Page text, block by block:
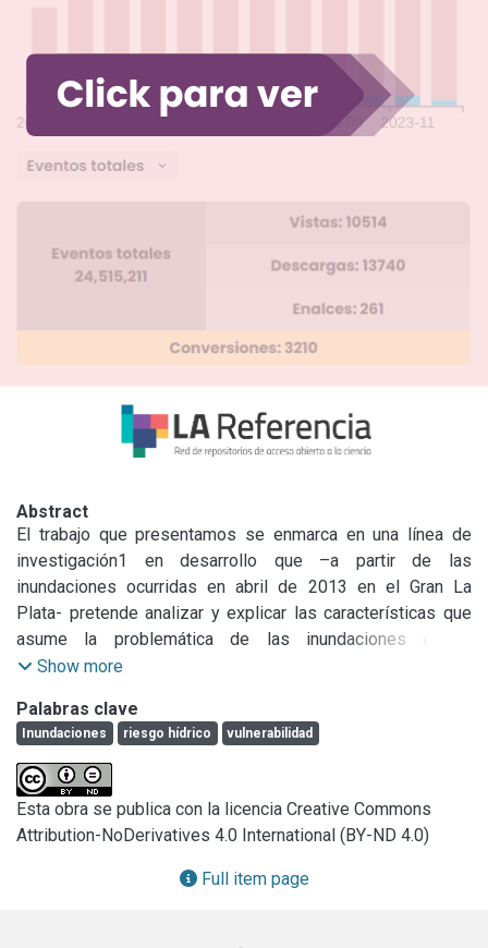
Abstract
El trabajo que presentamos se enmarca en una línea de
investigación1 en desarrollo que –a partir de las
inundaciones ocurridas en abril de 2013 en el Gran La
Plata- pretende analizar y explicar las características que
asume la problemática de las inundaciones en la
microrregión como amenaza territorial y ambiental, para
construcción de una matriz de riesgo por inundación.
En este contexto, se estructuró un subgrupo de trabajo
orientado a formalizar un registro histórico de inundaciones
en una escala que integre los municipios de La Plata,
Berisso y Ensenada, generando así un insumo para la
posterior construcción de la matriz antes mencionada.
El trabajo que este equipo está elaborando responde a los
Show more
Palabras clave
Inundaciones riesgo hídrico vulnerabilidad
Esta obra se publica con la licencia Creative Commons
Attribution-NoDerivatives 4.0 International (BY-ND 4.0)
Full item page